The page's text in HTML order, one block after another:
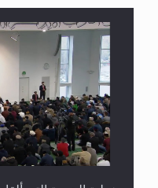
القرآن قاضٍ وحكمٌ على
العكس